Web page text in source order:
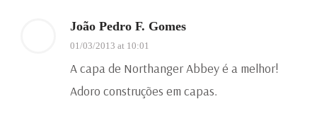
João Pedro F. Gomes
01/03/2013 at 10:01
A capa de Northanger Abbey é a melhor!
Adoro construções em capas.